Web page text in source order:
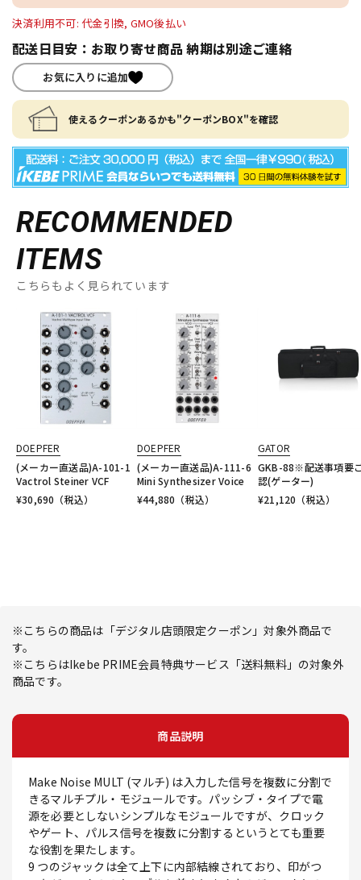
決済利用不可: 代金引換, GMO後払い
配送日目安：お取り寄せ商品 納期は別途ご連絡
お気に入りに追加
使えるクーポンあるかも"クーポンBOX"を確認
RECOMMENDED
ITEMS
こちらもよく見られています
DOEPFER
(メーカー直送品)A-101-1
Vactrol Steiner VCF
¥30,690 （税込）
DOEPFER
(メーカー直送品)A-111-6
Mini Synthesizer Voice
¥44,880 （税込）
GATOR
GKB-88※配送事項要
認(ゲーター)
¥21,120 （税込）
※こちらの商品は「デジタル店頭限定クーポン」対象外商品で
す。
※こちらはIkebe PRIME会員特典サービス「送料無料」の対象外
商品です。
商品説明
Make Noise MULT (マルチ) は入力した信号を複数に分割で
きるマルチプル・モジュールです。パッシブ・タイプで電
源を必要としないシンプルなモジュールですが、クロック
やゲート、パルス信号を複数に分割するというとても重要
な役割を果たします。
9 つのジャックは全て上下に内部結線されており、印がつ